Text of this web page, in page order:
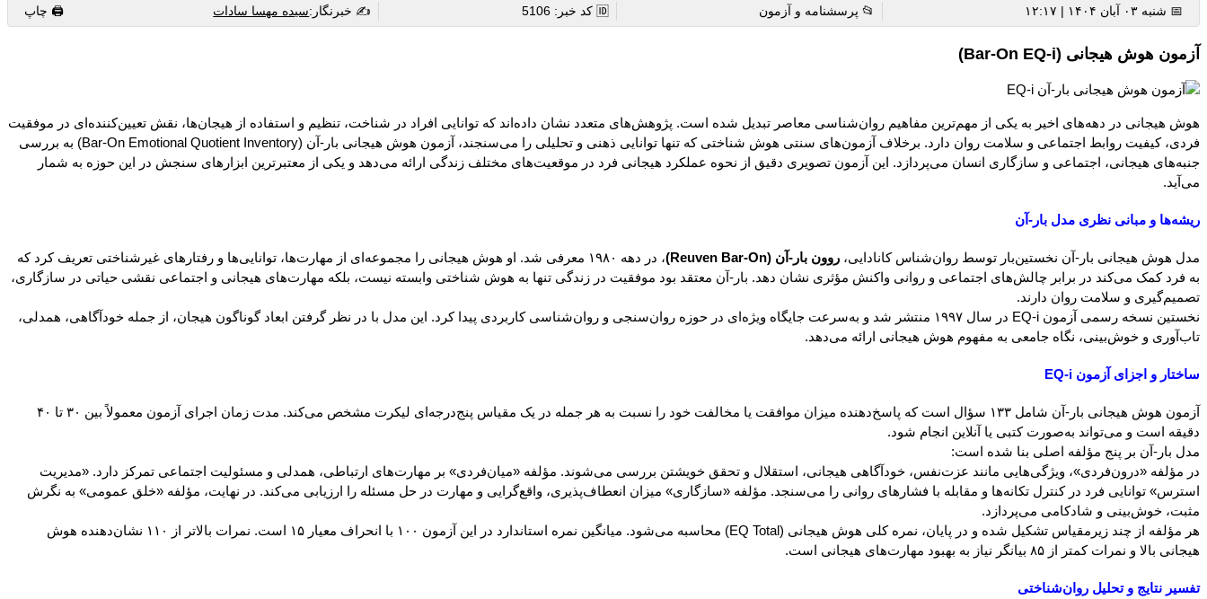
📅 شنبه ۰۳ آبان ۱۴۰۴ | ۱۲:۱۷ 📂 پرسشنامه و آزمون 🆔 کد خبر: 5106 ✍️ خبرنگار:سیده مهسا سادات 🖨 چاپ
آزمون هوش هیجانی (Bar-On EQ-i)
هوش هیجانی در دهه‌های اخیر به یکی از مهم‌ترین مفاهیم روان‌شناسی معاصر تبدیل شده است. پژوهش‌های متعدد نشان داده‌اند که توانایی افراد در شناخت، تنظیم و استفاده از هیجان‌ها، نقش تعیین‌کننده‌ای در موفقیت
فردی، کیفیت روابط اجتماعی و سلامت روان دارد. برخلاف آزمون‌های سنتی هوش شناختی که تنها توانایی ذهنی و تحلیلی را می‌سنجند، آزمون هوش هیجانی بار-آن (Bar-On Emotional Quotient Inventory) به بررسی
جنبه‌های هیجانی، اجتماعی و سازگاری انسان می‌پردازد. این آزمون تصویری دقیق از نحوه عملکرد هیجانی فرد در موقعیت‌های مختلف زندگی ارائه می‌دهد و یکی از معتبرترین ابزارهای سنجش در این حوزه به شمار
می‌آید.
ریشه‌ها و مبانی نظری مدل بار-آن
مدل هوش هیجانی بار-آن نخستین‌بار توسط روان‌شناس کانادایی، روون بار-آن (Reuven Bar-On)
، در دهه ۱۹۸۰ معرفی شد. او هوش هیجانی را مجموعه‌ای از مهارت‌ها، توانایی‌ها و رفتارهای غیرشناختی تعریف کرد که
به فرد کمک می‌کند در برابر چالش‌های اجتماعی و روانی واکنش مؤثری نشان دهد. بار-آن معتقد بود موفقیت در زندگی تنها به هوش شناختی وابسته نیست، بلکه مهارت‌های هیجانی و اجتماعی نقشی حیاتی در سازگاری،
تصمیم‌گیری و سلامت روان دارند.
نخستین نسخه رسمی آزمون EQ-i در سال ۱۹۹۷ منتشر شد و به‌سرعت جایگاه ویژه‌ای در حوزه روان‌سنجی و روان‌شناسی کاربردی پیدا کرد. این مدل با در نظر گرفتن ابعاد گوناگون هیجان، از جمله خودآگاهی، همدلی،
تاب‌آوری و خوش‌بینی، نگاه جامعی به مفهوم هوش هیجانی ارائه می‌دهد.
ساختار و اجزای آزمون EQ-i
آزمون هوش هیجانی بار-آن شامل ۱۳۳ سؤال است که پاسخ‌دهنده میزان موافقت یا مخالفت خود را نسبت به هر جمله در یک مقیاس پنج‌درجه‌ای لیکرت مشخص می‌کند. مدت زمان اجرای آزمون معمولاً بین ۳۰ تا ۴۰
دقیقه است و می‌تواند به‌صورت کتبی یا آنلاین انجام شود.
مدل بار-آن بر پنج مؤلفه اصلی بنا شده است:
در مؤلفه «درون‌فردی»، ویژگی‌هایی مانند عزت‌نفس، خودآگاهی هیجانی، استقلال و تحقق خویشتن بررسی می‌شوند. مؤلفه «میان‌فردی» بر مهارت‌های ارتباطی، همدلی و مسئولیت اجتماعی تمرکز دارد. «مدیریت
استرس» توانایی فرد در کنترل تکانه‌ها و مقابله با فشارهای روانی را می‌سنجد. مؤلفه «سازگاری» میزان انعطاف‌پذیری، واقع‌گرایی و مهارت در حل مسئله را ارزیابی می‌کند. در نهایت، مؤلفه «خلق عمومی» به نگرش
مثبت، خوش‌بینی و شادکامی می‌پردازد.
هر مؤلفه از چند زیرمقیاس تشکیل شده و در پایان، نمره کلی هوش هیجانی (EQ Total) محاسبه می‌شود. میانگین نمره استاندارد در این آزمون ۱۰۰ با انحراف معیار ۱۵ است. نمرات بالاتر از ۱۱۰ نشان‌دهنده هوش
هیجانی بالا و نمرات کمتر از ۸۵ بیانگر نیاز به بهبود مهارت‌های هیجانی است.
تفسیر نتایج و تحلیل روان‌شناختی